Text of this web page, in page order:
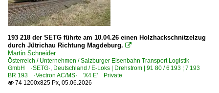
E-Loks | Drehstrom | 91 80
6 182 BR 182 ·ES 64 U2· Private
6 183 BR 183 ·ES 64 U4·
6 185 BR 185 ·Traxx AC1/2·
6 185 BR 185 ·Traxx AC1/2· Private
193 218 der SETG führte am 10.04.26 einen Holzhackschnitzelzug
durch Jütrichau Richtung Magdeburg. 
Martin Schneider
Österreich / Unternehmen / Salzburger Eisenbahn Transport Logistik
GmbH ·SETG·, Deutschland / E-Loks | Drehstrom | 91 80 / 6 193 ¦ 7 193
BR 193 ·Vectron AC/MS· 'X4 E' Private
 74 1200x825 Px, 05.06.2026